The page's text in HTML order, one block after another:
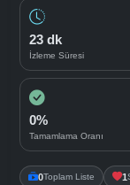
23 dk
İzleme Süresi
0%
Tamamlama Oranı
0Toplam Liste 1